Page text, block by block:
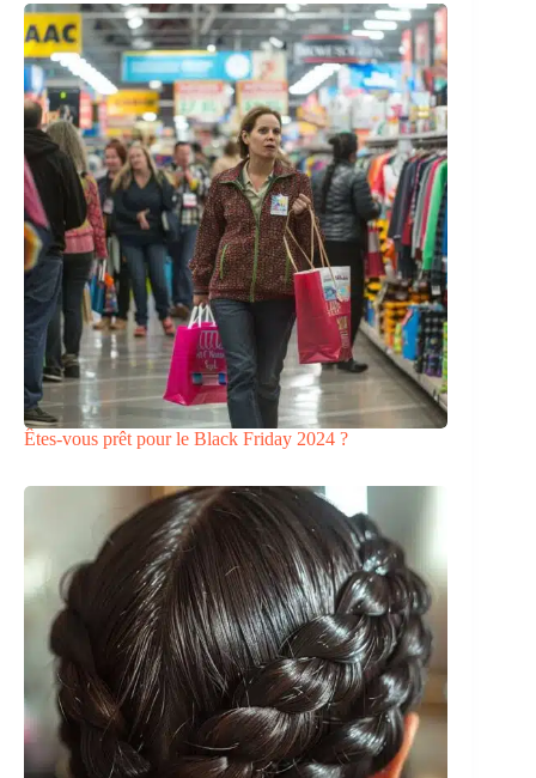
Êtes-vous prêt pour le Black Friday 2024 ?